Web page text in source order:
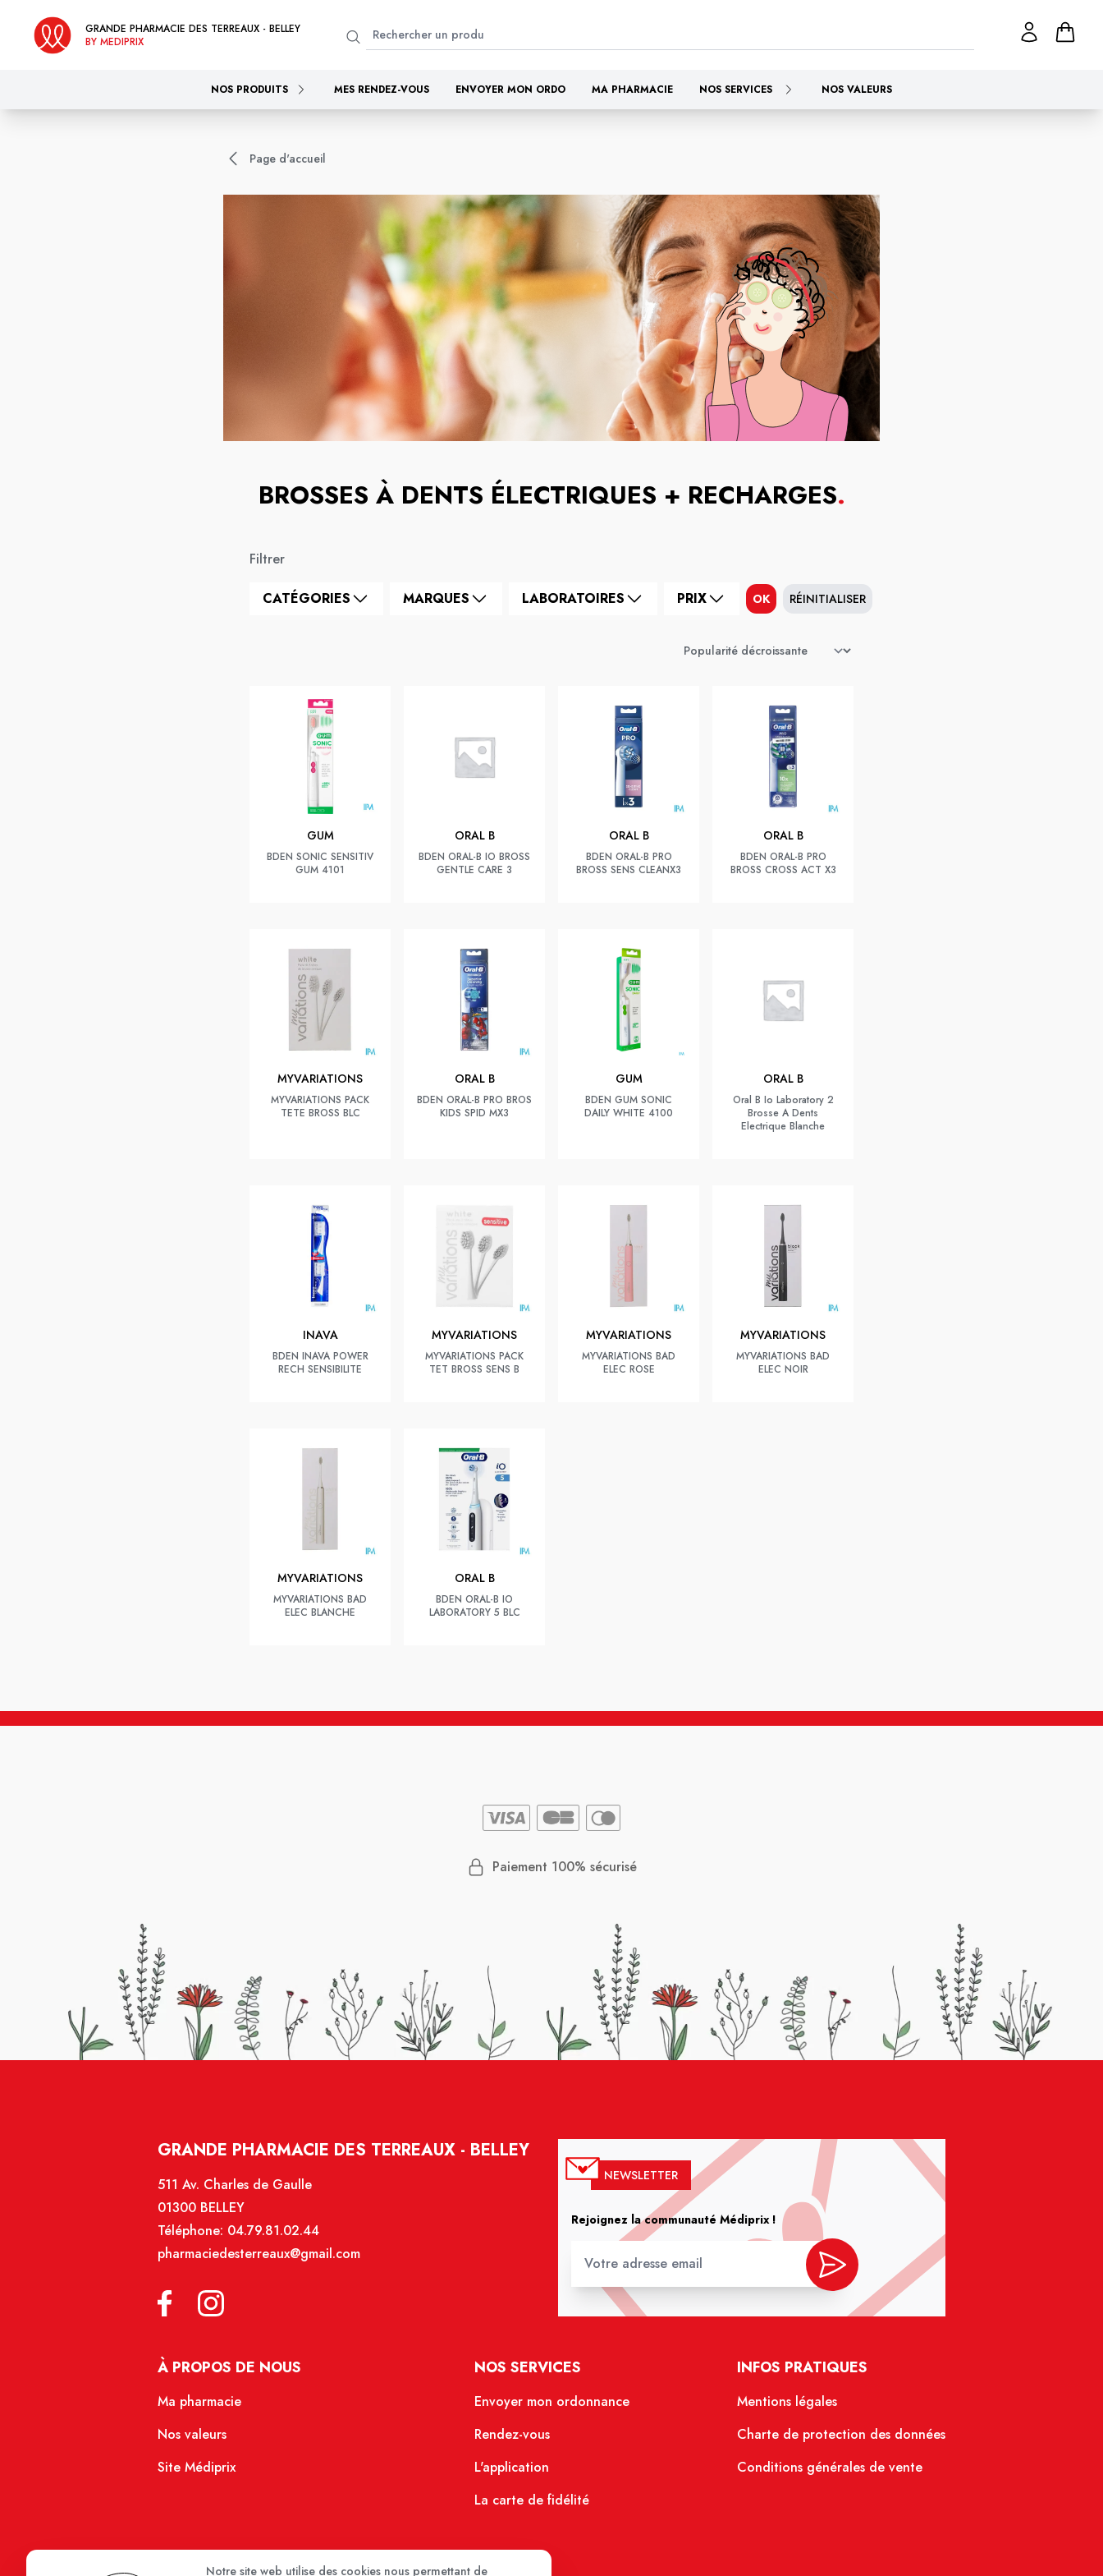
GRANDE PHARMACIE DES TERREAUX - BELLEY
BY MEDIPRIX
NOS PRODUITS MES RENDEZ-VOUS ENVOYER MON ORDO MA PHARMACIE NOS SERVICES NOS VALEURS
Page d'accueil
BROSSES À DENTS ÉLECTRIQUES + RECHARGES.
Filtrer
CATÉGORIES MARQUES LABORATOIRES PRIX OK RÉINITIALISER
GUM
BDEN SONIC SENSITIV
GUM 4101
ORAL B
BDEN ORAL-B IO BROSS
GENTLE CARE 3
ORAL B
BDEN ORAL-B PRO
BROSS SENS CLEANX3
ORAL B
BDEN ORAL-B PRO
BROSS CROSS ACT X3
MYVARIATIONS
MYVARIATIONS PACK
TETE BROSS BLC
ORAL B
BDEN ORAL-B PRO BROS
KIDS SPID MX3
GUM
BDEN GUM SONIC
DAILY WHITE 4100
ORAL B
Oral B Io Laboratory 2
Brosse A Dents
Electrique Blanche
INAVA
BDEN INAVA POWER
RECH SENSIBILITE
MYVARIATIONS
MYVARIATIONS PACK
TET BROSS SENS B
MYVARIATIONS
MYVARIATIONS BAD
ELEC ROSE
MYVARIATIONS
MYVARIATIONS BAD
ELEC NOIR
MYVARIATIONS
MYVARIATIONS BAD
ELEC BLANCHE
ORAL B
BDEN ORAL-B IO
LABORATORY 5 BLC
Paiement 100% sécurisé
GRANDE PHARMACIE DES TERREAUX - BELLEY
511 Av. Charles de Gaulle
01300 BELLEY
Téléphone: 04.79.81.02.44
pharmaciedesterreaux@gmail.com
NEWSLETTER
Rejoignez la communauté Médiprix !
À PROPOS DE NOUS
Ma pharmacie
Nos valeurs
Site Médiprix
NOS SERVICES
Envoyer mon ordonnance
Rendez-vous
L'application
La carte de fidélité
INFOS PRATIQUES
Mentions légales
Charte de protection des données
Conditions générales de vente
Notre site web utilise des cookies nous permettant de